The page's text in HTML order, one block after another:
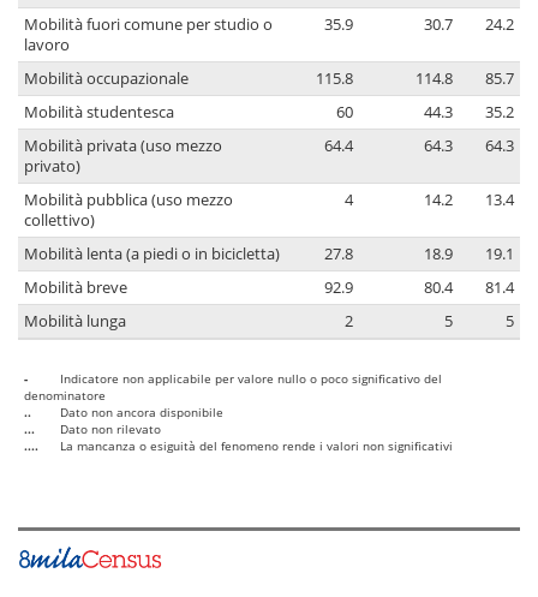
Mobilità fuori comune per studio o
lavoro
35.9 30.7 24.2
Mobilità occupazionale 115.8 114.8
85.7
Mobilità studentesca
60 44.3
35.2
Mobilità privata (uso mezzo
privato)
64.4 64.3 64.3
Mobilità pubblica (uso mezzo
collettivo)
4 14.2 13.4
Mobilità lenta (a piedi o in bicicletta) 27.8 18.9
19.1
Mobilità breve
92.9 80.4
81.4
Mobilità lunga
2 5 5
-
Indicatore non applicabile per valore nullo o poco significativo del
denominatore
..
Dato non ancora disponibile
...
Dato non rilevato
....
La mancanza o esiguità del fenomeno rende i valori non significativi